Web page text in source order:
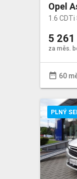
Stav tachometru
Opel
1.6
5 261
za měs.
date_range 60
PLNÝ